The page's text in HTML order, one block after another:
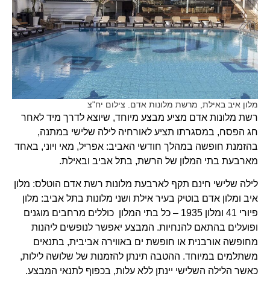
מלון איב באילת, מרשת מלונות אדם. צילום יח"צ
רשת מלונות אדם מציע מבצע מיוחד, שיוצא לדרך מיד לאחר
חג הפסח, במסגרתו תציע לאורחיה לילה שלישי במתנה,
בהזמנת חופשה במהלך חודשי האביב: אפריל, מאי ויוני, באחד
מארבעת בתי המלון של הרשת, בתל אביב ובאילת.
לילה שלישי חינם תקף לארבעת מלונות רשת אדם הוטלס: מלון
איב ומלון אדם בוטיק בעיר אילת ושני מלונות בתל אביב: מלון
פיורי 41 ומלון 1935 – כל בתי המלון כוללים מרחבים מוגנים
ופועלים בהתאם להנחיות. המבצע יאפשר לנופשים ליהנות
מחופשה אורבנית או חופשת ים באווירה אביבית, בתנאים
משתלמים במיוחד. ההטבה תינתן להזמנות של שלושה לילות,
כאשר הלילה השלישי יינתן ללא עלות, בכפוף לתנאי המבצע.